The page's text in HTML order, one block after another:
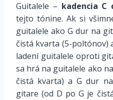
Guitalele – kadencia C
tejto tónine. Ak si
guitalele ako G dur na
čistá kvarta (5-poltónov)
ladení guitalele oproti
sa hrá na guitalele ako
čistá kvarta) a G dur
gitare (od D po G je